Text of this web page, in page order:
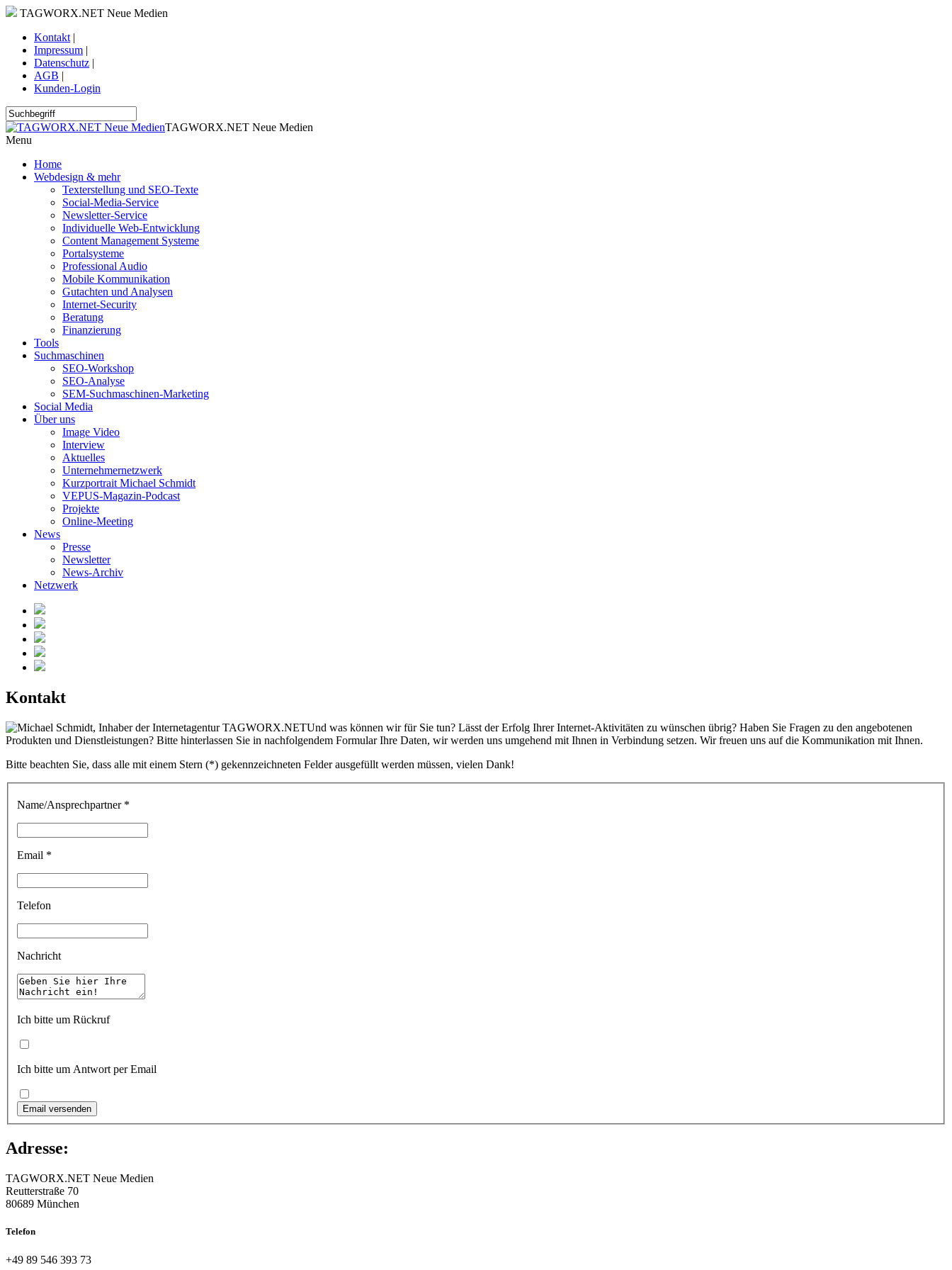
TAGWORX.NET Neue Medien
Kontakt |
Impressum |
Datenschutz |
AGB |
Kunden-Login
TAGWORX.NET Neue Medien
Menu
Home
Webdesign & mehr
Texterstellung und SEO-Texte
Social-Media-Service
Newsletter-Service
Individuelle Web-Entwicklung
Content Management Systeme
Portalsysteme
Professional Audio
Mobile Kommunikation
Gutachten und Analysen
Internet-Security
Beratung
Finanzierung
Tools
Suchmaschinen
SEO-Workshop
SEO-Analyse
SEM-Suchmaschinen-Marketing
Social Media
Über uns
Image Video
Interview
Aktuelles
Unternehmernetzwerk
Kurzportrait Michael Schmidt
VEPUS-Magazin-Podcast
Projekte
Online-Meeting
News
Presse
Newsletter
News-Archiv
Netzwerk
Kontakt
Und was können wir für Sie tun? Lässt der Erfolg Ihrer Internet-Aktivitäten zu wünschen übrig? Haben Sie Fragen zu den angebotenen
Produkten und Dienstleistungen? Bitte hinterlassen Sie in nachfolgendem Formular Ihre Daten, wir werden uns umgehend mit Ihnen in Verbindung setzen. Wir freuen uns auf die Kommunikation mit Ihnen.
Bitte beachten Sie, dass alle mit einem Stern (*) gekennzeichneten Felder ausgefüllt werden müssen, vielen Dank!
Name/Ansprechpartner *
Email *
Telefon
Nachricht
Ich bitte um Rückruf
Ich bitte um Antwort per Email
Adresse:
TAGWORX.NET Neue Medien
Reutterstraße 70
80689 München
Telefon
+49 89 546 393 73